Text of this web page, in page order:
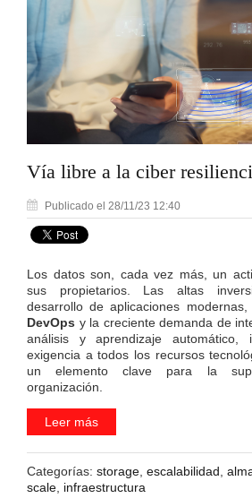
Vía libre a la ciber
Publicado el 28/11/23 12:40
Los datos son, cada vez más, un
sus propietarios. Las altas
desarrollo de aplicaciones
DevOps y la creciente demanda de
análisis y aprendizaje automático,
exigencia a todos los recursos
un elemento clave para la
organización.
Leer más
Categorías: storage escalabilidad
scale infraestructura